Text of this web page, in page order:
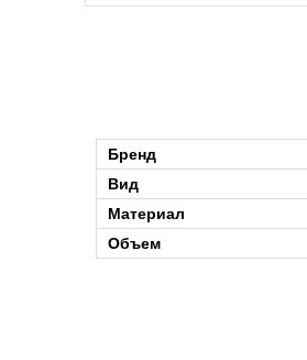
Бренд
Вид
Материал
Объем